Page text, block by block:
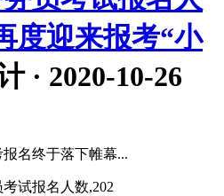
度迎来报考“小
· 2020-10-26
报名终于落下帷幕...
试报名人数,202